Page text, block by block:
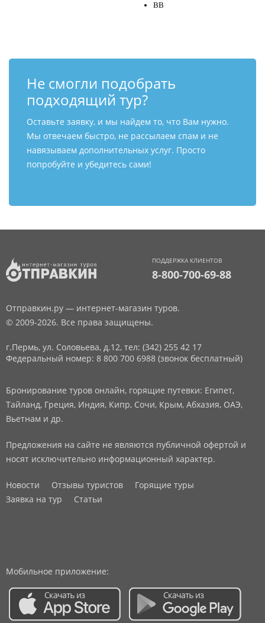
BB
Не смогли подобрать
подходящий тур?
Оставьте заявку, и мы найдем то, что Вам нужно.
Мы отвечаем быстро, не рассылаем спам и не
навязываем дополнительных услуг. Просто
попробуйте и убедитесь сами!
ПОДДЕРЖКА КЛИЕНТОВ
8-800-700-69-88
Отправкин.ру — интернет-магазин туров.
© 2009-2026. Все права защищены.
г.Пермь, ул. Соловьева, д.12, тел: (342) 255 42 17
Федеральный номер: 8 800 700 6988 (звонок бесплатный)
Бронирование туров онлайн, горящие путевки: Египет,
Тайланд, Греция, Индия, Кипр, Сочи, Крым, Абхазия, ОАЭ,
Вьетнам и др.
Предложения на сайте не являются публичной офертой и
носят исключительно информационный характер.
Новости Отзывы туристов
Горящие туры
Заявка на тур
Статьи
Мобильное приложение: